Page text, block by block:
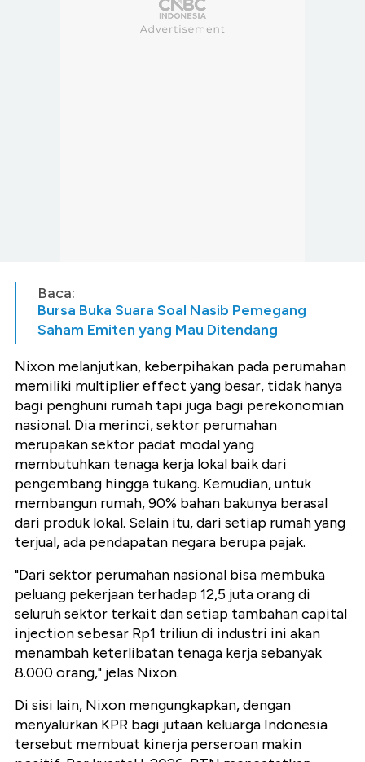
Baca:
Bursa Buka Suara Soal Nasib Pemegang
Saham Emiten yang Mau Ditendang
Nixon melanjutkan, keberpihakan pada perumahan
memiliki multiplier effect yang besar, tidak hanya
bagi penghuni rumah tapi juga bagi perekonomian
nasional. Dia merinci, sektor perumahan
merupakan sektor padat modal yang
membutuhkan tenaga kerja lokal baik dari
pengembang hingga tukang. Kemudian, untuk
membangun rumah, 90% bahan bakunya berasal
dari produk lokal. Selain itu, dari setiap rumah yang
terjual, ada pendapatan negara berupa pajak.
"Dari sektor perumahan nasional bisa membuka
peluang pekerjaan terhadap 12,5 juta orang di
seluruh sektor terkait dan setiap tambahan capital
injection sebesar Rp1 triliun di industri ini akan
menambah keterlibatan tenaga kerja sebanyak
8.000 orang," jelas Nixon.
Di sisi lain, Nixon mengungkapkan, dengan
menyalurkan KPR bagi jutaan keluarga Indonesia
tersebut membuat kinerja perseroan makin